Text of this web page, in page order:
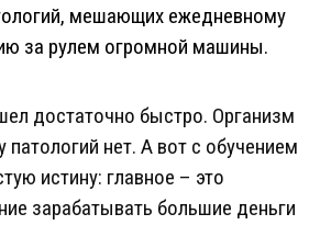
мешающих ежедневному
за рулем огромной машины.
достаточно быстро. Организм
нет. А вот с обучением
истину: главное – это
зарабатывать большие деньги